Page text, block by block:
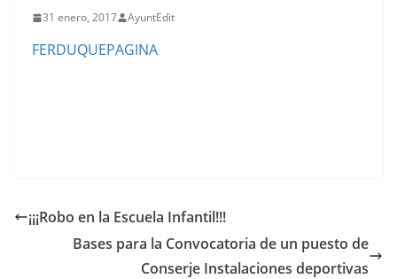
31 enero, 2017 AyuntEdit
FERDUQUEPAGINA
¡¡¡Robo en la Escuela Infantil!!!
Bases para la Convocatoria de un puesto de
Conserje Instalaciones deportivas